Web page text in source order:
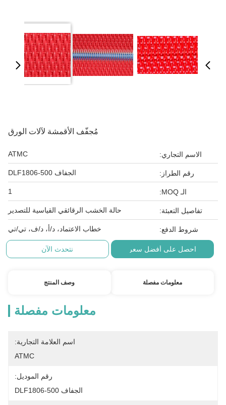
مُجفّف الأقمشة لآلات الورق
الاسم التجاري: ATMC
رقم الطراز: الجفاف DLF1806-500
الـ MOQ: 1
تفاصيل التعبئة: حالة الخشب الرقائقي القياسية للتصدير
شروط الدفع: خطاب الاعتماد، د/أ، د/ف، تي/تي
احصل على أفضل سعر نتحدث الآن
معلومات مفصلة وصف المنتج
معلومات مفصلة
اسم العلامة التجارية:
ATMC
رقم الموديل:
الجفاف DLF1806-500